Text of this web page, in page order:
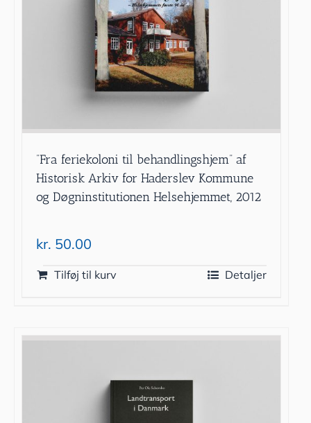
”Fra feriekoloni til behandlingshjem” af
Historisk Arkiv for Haderslev Kommune
og Døgninstitutionen Helsehjemmet, 2012
kr. 50.00
Tilføj til kurv Detaljer